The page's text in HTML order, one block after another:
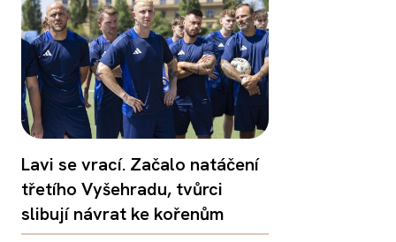
Lavi se vrací. Začalo natáčení
třetího Vyšehradu, tvůrci
slibují návrat ke kořenům